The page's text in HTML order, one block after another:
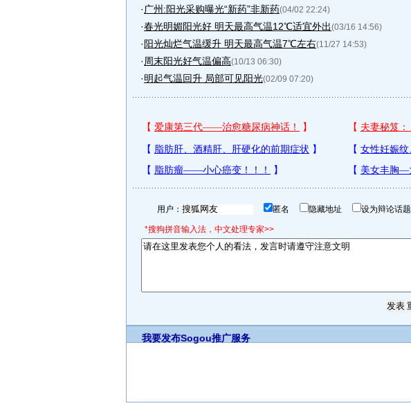
· 广州:阳光采购曝光“新药”非新药(04/02 22:24)
·春光明媚阳光好 明天最高气温12℃适宜外出(03/16 14:56)
·阳光灿烂气温缓升 明天最高气温7℃左右(11/27 14:53)
· 周末阳光好气温偏高(10/13 06:30)
·明起气温回升 局部可见阳光(02/09 07:20)
用户： 匿名 隐藏地址 设为辩论话题
*搜狗拼音输入法，中文处理专家>>
我要发布Sogou推广服务